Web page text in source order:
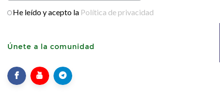
He leído y acepto la Política de privacidad
Únete a la comunidad